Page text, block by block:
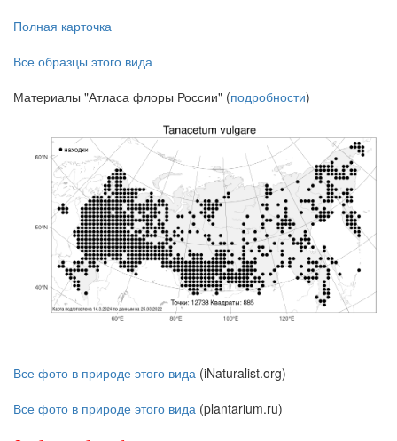
Полная карточка
Все образцы этого вида
Материалы "Атласа флоры России" (подробности)
Все фото в природе этого вида (iNaturalist.org)
Все фото в природе этого вида (plantarium.ru)